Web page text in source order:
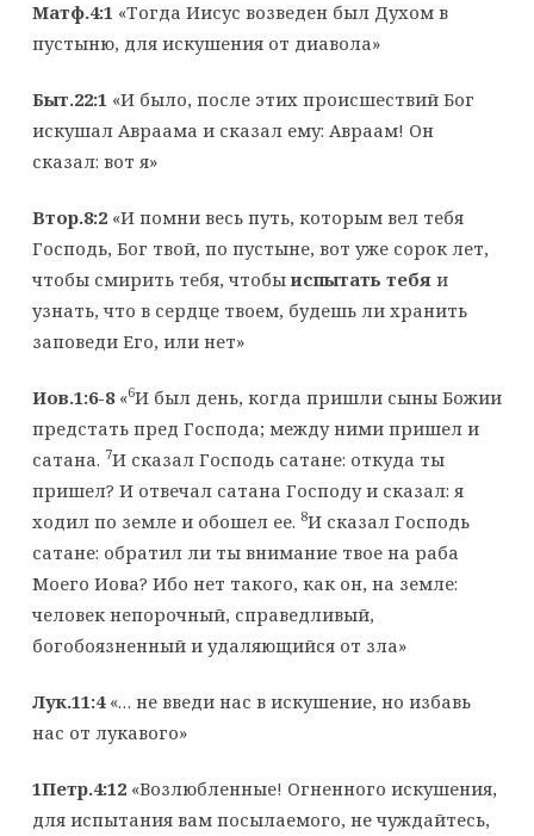
Матф.4:1 «Тогда Иисус возведен был Духом в
пустыню, для искушения от диавола»
Быт.22:1 «И было, после этих происшествий Бог
искушал Авраама и сказал ему: Авраам! Он
сказал: вот я»
Втор.8:2«И помни весь путь, которым вел тебя
Господь, Бог твой, по пустыне, вот уже сорок лет,
чтобы смирить тебя, чтобыиспытать тебяи
узнать, что в сердце твоем, будешь ли хранить
заповеди Его, или нет»
Иов.1:6-8«6И был день, когда пришли сыны Божии
предстать пред Господа; между ними пришел и
сатана. 7И сказал Господь сатане: откуда ты
пришел? И отвечал сатана Господу и сказал: я
ходил по земле и обошел ее. 8И сказал Господь
сатане: обратил ли ты внимание твое на раба
Моего Иова? Ибо нет такого, как он, на земле:
человек непорочный, справедливый,
богобоязненный и удаляющийся от зла»
Лук.11:4«… не введи нас в искушение, но избавь
нас от лукавого»
1Петр.4:12«Возлюбленные! Огненного искушения,
для испытания вам посылаемого, не чуждайтесь,